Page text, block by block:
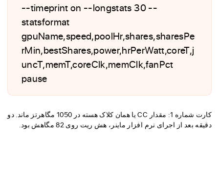
--timeprint on --longstats 30 --
statsformat
gpuName,speed,poolHr,shares,sharesPe
rMin,bestShares,power,hrPerWatt,coreT,j
uncT,memT,coreClk,memClk,fanPct
pause
کارت شماره 1: مقدار CC یا همان کلاک هسته در 1050 مگاهرتز ماند. دو
دقیقه بعد از اجرای نرم افزار ماینر، هش ریت روی 82 مگاهش بود.